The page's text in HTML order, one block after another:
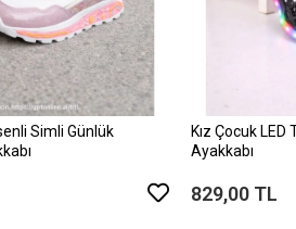
Simli Günlük
Kız Çocuk LED
Ayakkabı
829,00 TL